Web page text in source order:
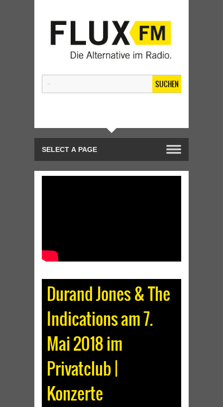
SUCHEN
Durand Jones & The
Indications am 7.
Mai 2018 im
Privatclub |
Konzerte